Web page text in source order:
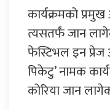
कार्यक्रमको
त्यसतर्फं जान
फेस्टिभल इन प्रेज
पिकेटु’ नामक
कोरिया जान